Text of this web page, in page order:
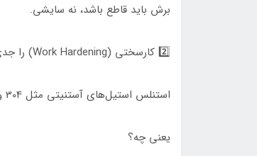
برش باید قاطع باشد، نه سایشی.
2️⃣ کارسختی (Work Hardening) را جدی بگیر
استنلس استیل‌های آستنیتی مثل 304 و 316 به شدت مستعد کارسختی هستند.
یعنی چه؟